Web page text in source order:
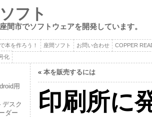
フト
間市でソフトウェアを開発しています。
本を作ろう！ 座間ソフト お問い合わせ
COPPER
化
用
デスク
ダー
« 本を販売するには
印刷所に